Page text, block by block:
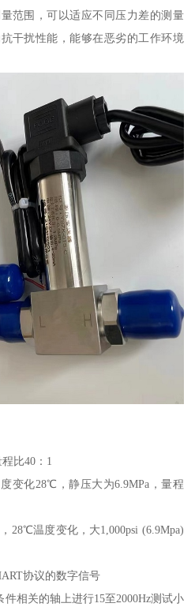
范围，可以适应不同压力差的测量
干扰性能，能够在恶劣的工作环境
比40：1
变化28℃，静压大为6.9MPa，量程
28℃温度变化，大1,000psi (6.9Mpa)
协议的数字信号
相关的轴上进行15至2000Hz测试小